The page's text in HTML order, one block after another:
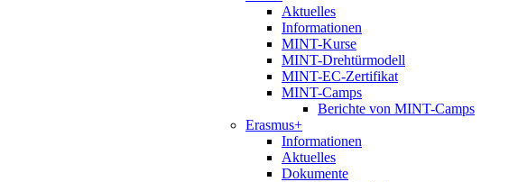
Aktuelles
Informationen
MINT-Kurse
MINT-Drehtürmodell
MINT-EC-Zertifikat
MINT-Camps
Berichte von MINT-Camps
Erasmus+
Informationen
Aktuelles
Dokumente